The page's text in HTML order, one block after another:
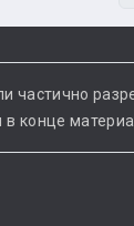
частично
конце